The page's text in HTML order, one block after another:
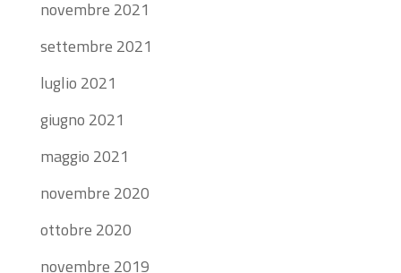
novembre 2021
settembre 2021
luglio 2021
giugno 2021
maggio 2021
novembre 2020
ottobre 2020
novembre 2019